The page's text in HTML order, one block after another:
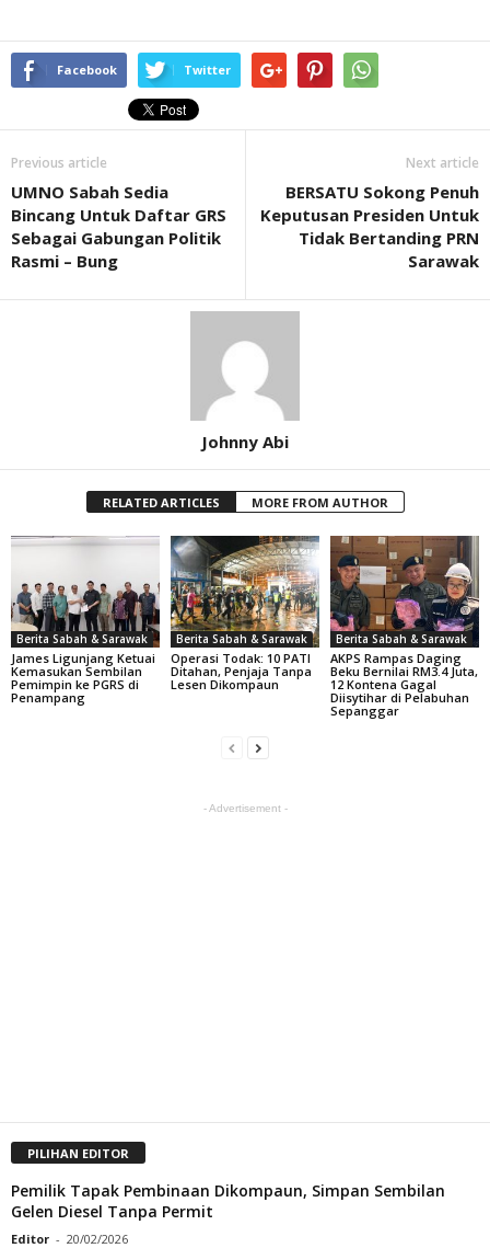
Facebook Twitter
Previous article
UMNO Sabah Sedia
Bincang Untuk Daftar GRS
Sebagai Gabungan Politik
Rasmi – Bung
Next article
BERSATU Sokong Penuh
Keputusan Presiden Untuk
Tidak Bertanding PRN
Sarawak
Johnny Abi
RELATED ARTICLES MORE FROM AUTHOR
Berita Sabah & Sarawak
James Ligunjang Ketuai
Kemasukan Sembilan
Pemimpin ke PGRS di
Penampang
Berita Sabah & Sarawak
Operasi Todak: 10 PATI
Ditahan, Penjaja Tanpa
Lesen Dikompaun
Berita Sabah & Sarawak
AKPS Rampas Daging
Beku Bernilai RM3.4 Juta,
12 Kontena Gagal
Diisytihar di Pelabuhan
Sepanggar
- Advertisement -
PILIHAN EDITOR
Pemilik Tapak Pembinaan Dikompaun, Simpan Sembilan
Gelen Diesel Tanpa Permit
Editor - 20/02/2026